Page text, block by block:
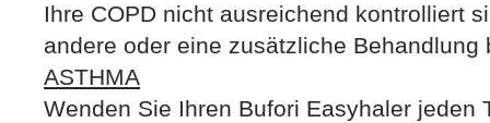
Ihre COPD nicht ausreichend kontrolliert
andere oder eine zusätzliche Behandlung
ASTHMA
Wenden Sie Ihren Bufori Easyhaler jeden